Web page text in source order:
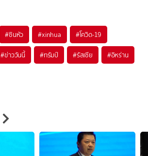
#ซินหัว #xinhua #โควิด-19
#ข่าววันนี้ #ทรัมป์ #รัสเซีย #อิหร่าน